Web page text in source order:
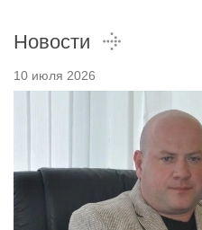
Новости
10 июля 2026